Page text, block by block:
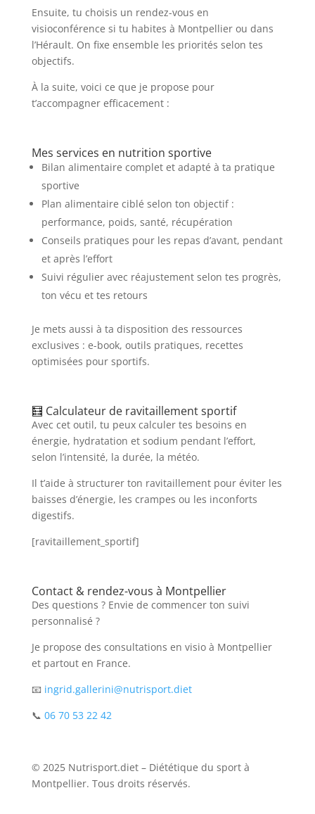
Ensuite, tu choisis un rendez-vous en
visioconférence si tu habites à Montpellier ou dans
l’Hérault. On fixe ensemble les priorités selon tes
objectifs.
À la suite, voici ce que je propose pour
t’accompagner efficacement :
Mes services en nutrition sportive
Bilan alimentaire complet et adapté à ta pratique
sportive
Plan alimentaire ciblé selon ton objectif :
performance, poids, santé, récupération
Conseils pratiques pour les repas d’avant, pendant
et après l’effort
Suivi régulier avec réajustement selon tes progrès,
ton vécu et tes retours
Je mets aussi à ta disposition des ressources
exclusives : e-book, outils pratiques, recettes
optimisées pour sportifs.
🧮 Calculateur de ravitaillement sportif
Avec cet outil, tu peux calculer tes besoins en
énergie, hydratation et sodium pendant l’effort,
selon l’intensité, la durée, la météo.
Il t’aide à structurer ton ravitaillement pour éviter les
baisses d’énergie, les crampes ou les inconforts
digestifs.
[ravitaillement_sportif]
Contact & rendez-vous à Montpellier
Des questions ? Envie de commencer ton suivi
personnalisé ?
Je propose des consultations en visio à Montpellier
et partout en France.
📧 ingrid.gallerini@nutrisport.diet
📞 06 70 53 22 42
© 2025 Nutrisport.diet – Diététique du sport à
Montpellier. Tous droits réservés.